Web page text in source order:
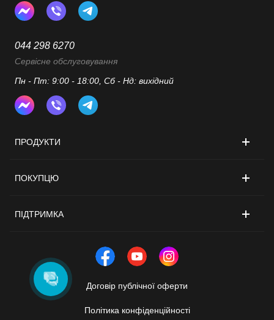
ПРОДУКТИ
ПОКУПЦЮ
ПІДТРИМКА
044 298 6270
Сервісне обслуговування
Пн - Пт: 9:00 - 18:00, Сб - Нд: вихідний
Договір публічної оферти
Політика конфіденційності